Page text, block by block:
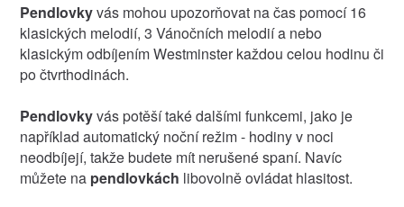
Pendlovkyvás mohou upozorňovat na čas pomocí 16
klasických melodií, 3 Vánočních melodií a nebo
klasickým odbíjením Westminster každou celou hodinu či
po čtvrthodinách.
Pendlovkyvás potěší také dalšími funkcemi, jako je
například automatický noční režim - hodiny v noci
neodbíjejí, takže budete mít nerušené spaní. Navíc
můžete na pendlovkách libovolně ovládat hlasitost.